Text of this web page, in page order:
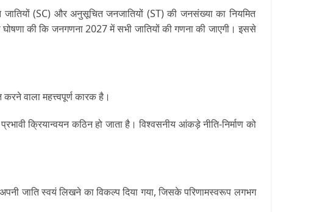
(SC) और अनुसूचित जनजातियों (ST) की जनसंख्या का नियमित
की कि जनगणना 2027 में सभी जातियों की गणना की जाएगी। इससे
वाला महत्त्वपूर्ण कारक है।
क्रियान्वयन कठिन हो जाता है। विश्वसनीय आंकड़े नीति-निर्माण को
जाति स्वयं लिखने का विकल्प दिया गया, जिसके परिणामस्वरूप लगभग